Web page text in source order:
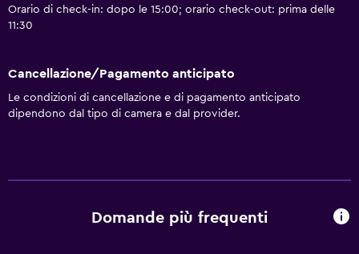
Orario di check-in: dopo le 15:00; orario check-out: prima delle
11:30
Cancellazione/Pagamento anticipato
Le condizioni di cancellazione e di pagamento anticipato
dipendono dal tipo di camera e dal provider.
Domande più frequenti